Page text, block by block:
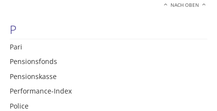
NACH OBEN
P
Pari
Pensionsfonds
Pensionskasse
Performance-Index
Police